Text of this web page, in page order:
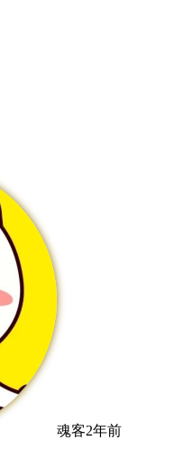
魂客2年前